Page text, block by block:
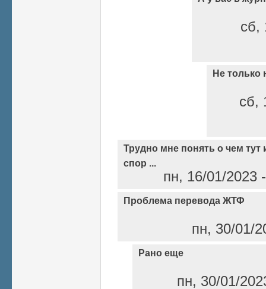
сб,
Не только
сб,
Трудно мне понять о чем тут
спор ...
пн, 16/01/
Проблема перевода ЖТФ
пн, 30/01/
Рано еще
пн, 30/01/